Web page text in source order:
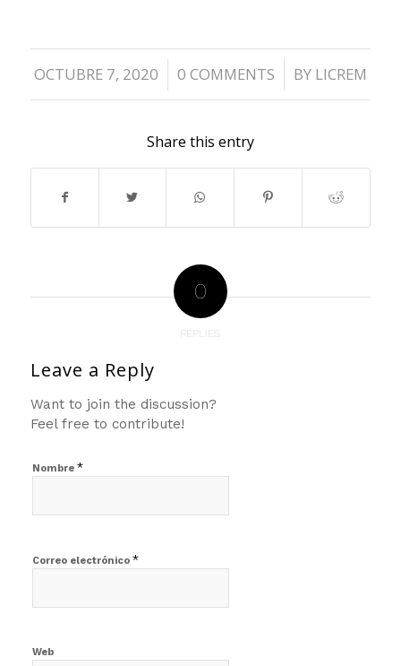
OCTUBRE 7, 2020
/ 0 COMMENTS
/ BY LICREM
Share this entry
0
REPLIES
Leave a Reply
Want to join the discussion?
Feel free to contribute!
Nombre *
Correo electrónico *
Web